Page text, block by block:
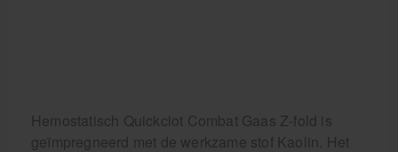
Hemostatisch Quickclot Combat Gaas Z-fold is
geïmpregneerd met de werkzame stof Kaolin. Het